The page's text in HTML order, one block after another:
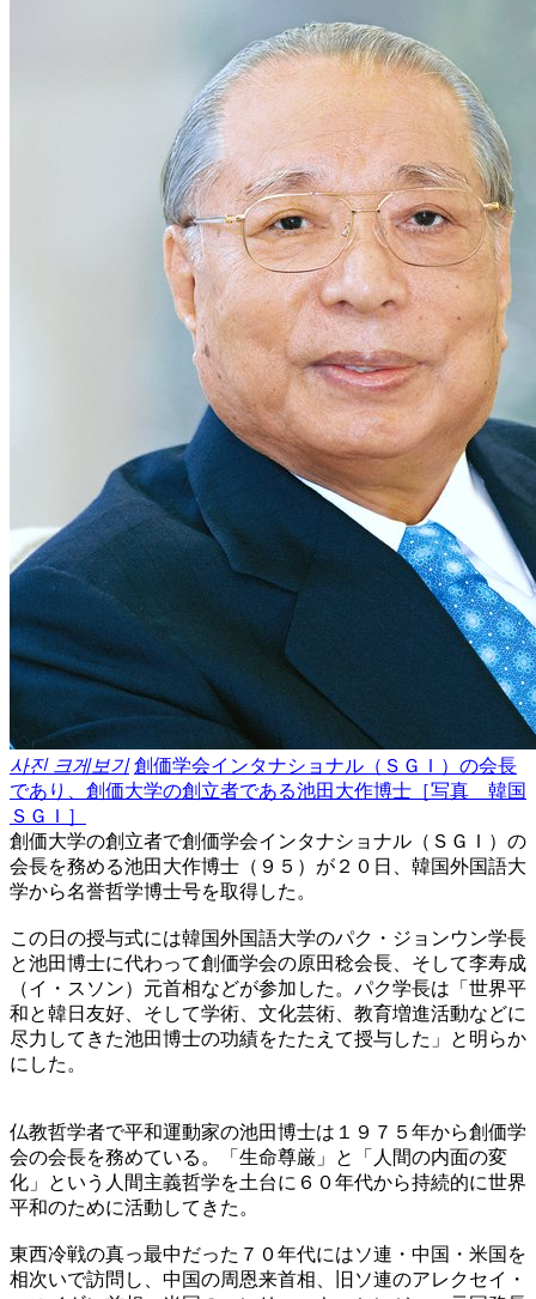
사진 크게보기 創価学会インタナショナル（ＳＧＩ）の会長
であり、創価大学の創立者である池田大作博士［写真 韓国
ＳＧＩ］
創価大学の創立者で創価学会インタナショナル（ＳＧＩ）の
会長を務める池田大作博士（９５）が２０日、韓国外国語大
学から名誉哲学博士号を取得した。
この日の授与式には韓国外国語大学のパク・ジョンウン学長
と池田博士に代わって創価学会の原田稔会長、そして李寿成
（イ・スソン）元首相などが参加した。パク学長は「世界平
和と韓日友好、そして学術、文化芸術、教育増進活動などに
尽力してきた池田博士の功績をたたえて授与した」と明らか
にした。
仏教哲学者で平和運動家の池田博士は１９７５年から創価学
会の会長を務めている。「生命尊厳」と「人間の内面の変
化」という人間主義哲学を土台に６０年代から持続的に世界
平和のために活動してきた。
東西冷戦の真っ最中だった７０年代にはソ連・中国・米国を
相次いで訪問し、中国の周恩来首相、旧ソ連のアレクセイ・